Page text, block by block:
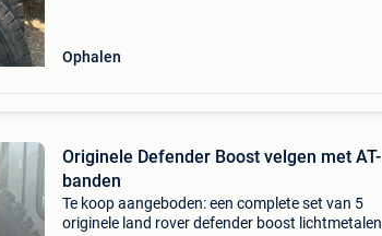
Ophalen
Originele Defender Boost velgen met AT-
banden
Te koop aangeboden: een complete set van 5
originele land rover defender boost lichtmetalen